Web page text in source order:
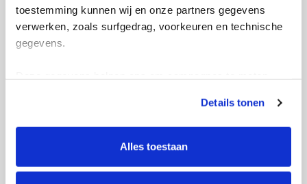
toestemming kunnen wij en onze partners gegevens
verwerken, zoals surfgedrag, voorkeuren en technische
gegevens.
tonen. Je kunt je toestemming op elk moment wijzigen of
intrekken via Cookie instellingen onderaan de pagina. De
lijst met cookies is te vinden in het tabblad “details”.
Details tonen
Alles toestaan